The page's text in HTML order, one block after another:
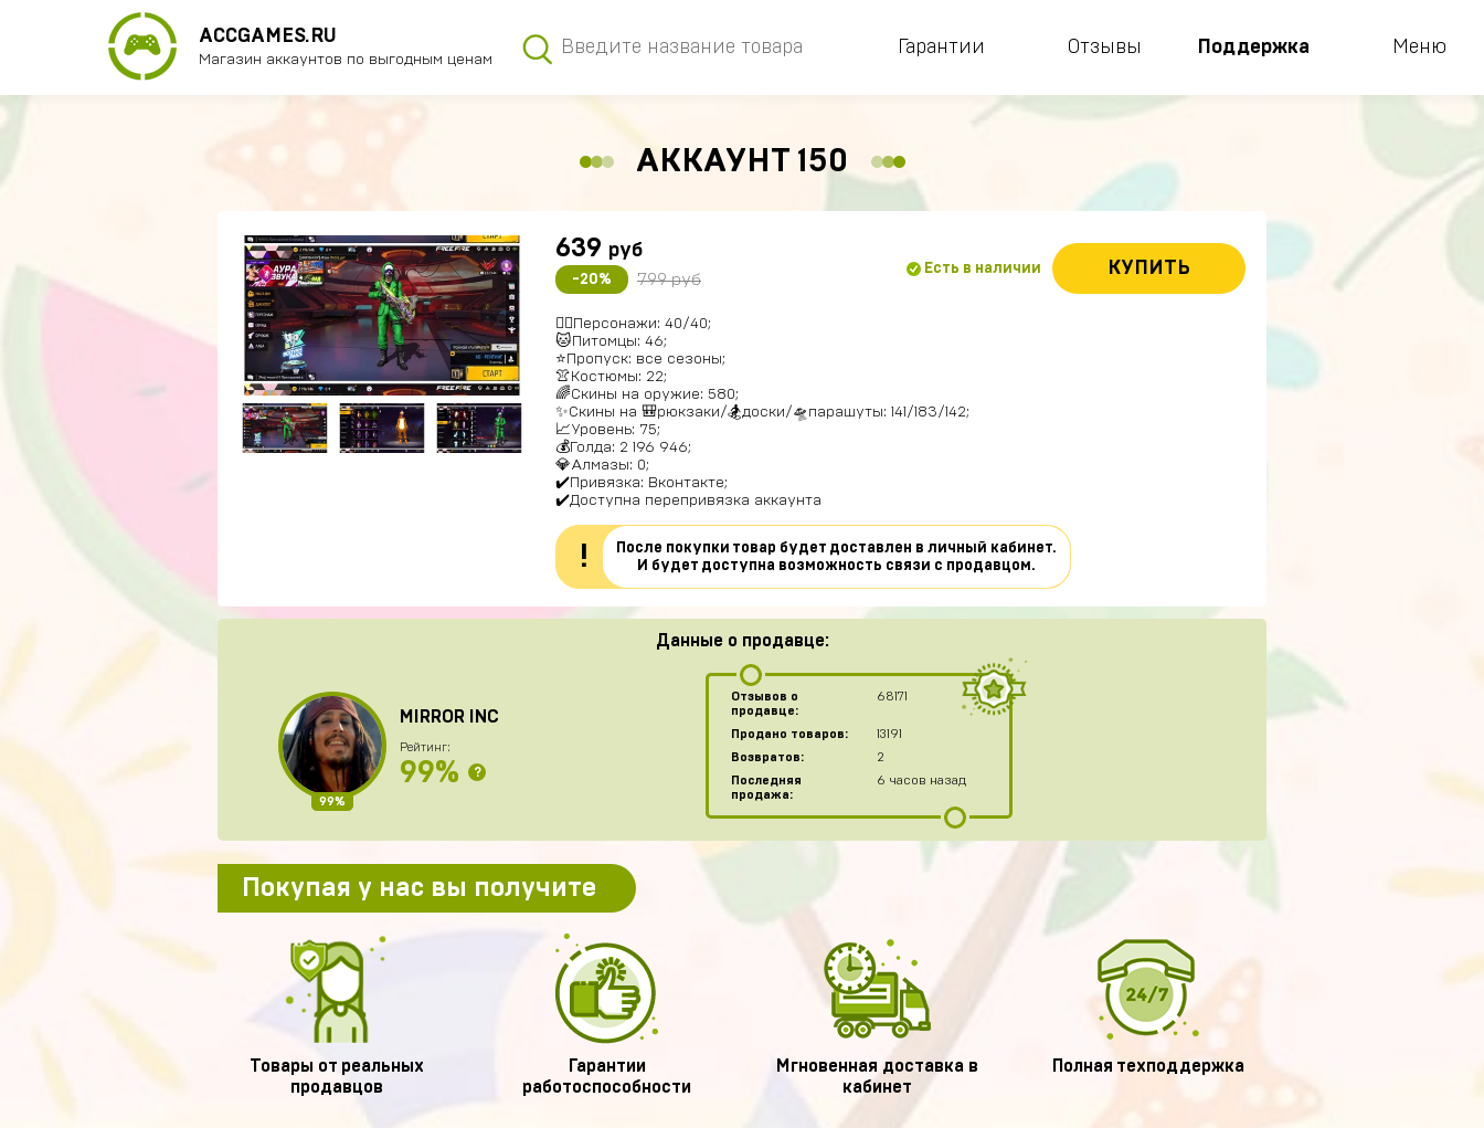
ACCGAMES.RU
Магазин аккаунтов по выгодным ценам
Гарантии Отзывы Поддержка Меню
АККАУНТ 150
639 руб
-20% 799 руб
Есть в наличии КУПИТЬ
🚶‍♂️Персонажи: 40/40;
🐱Питомцы: 46;
⭐️Пропуск: все сезоны;
👚Костюмы: 22;
🌈Скины на оружие: 580;
✨Скины на 🎒рюкзаки/🏂доски/🛸парашуты: 141/183/142;
📈Уровень: 75;
💰Голда: 2 196 946;
💎Алмазы: 0;
✔️Привязка: Вконтакте;
✔️Доступна перепривязка аккаунта
!
После покупки товар будет доставлен в личный кабинет.
И будет доступна возможность связи с продавцом.
Данные о продавце:
99%
MIRROR INC
Рейтинг:
99% ?
Отзывов о
продавце:
68171
Продано товаров:
13191
Возвратов:
2
Последняя
продажа:
6 часов назад
Покупая у нас вы получите
Товары от реальных
продавцов
Гарантии
работоспособности
Мгновенная доставка в
кабинет
Полная техподдержка